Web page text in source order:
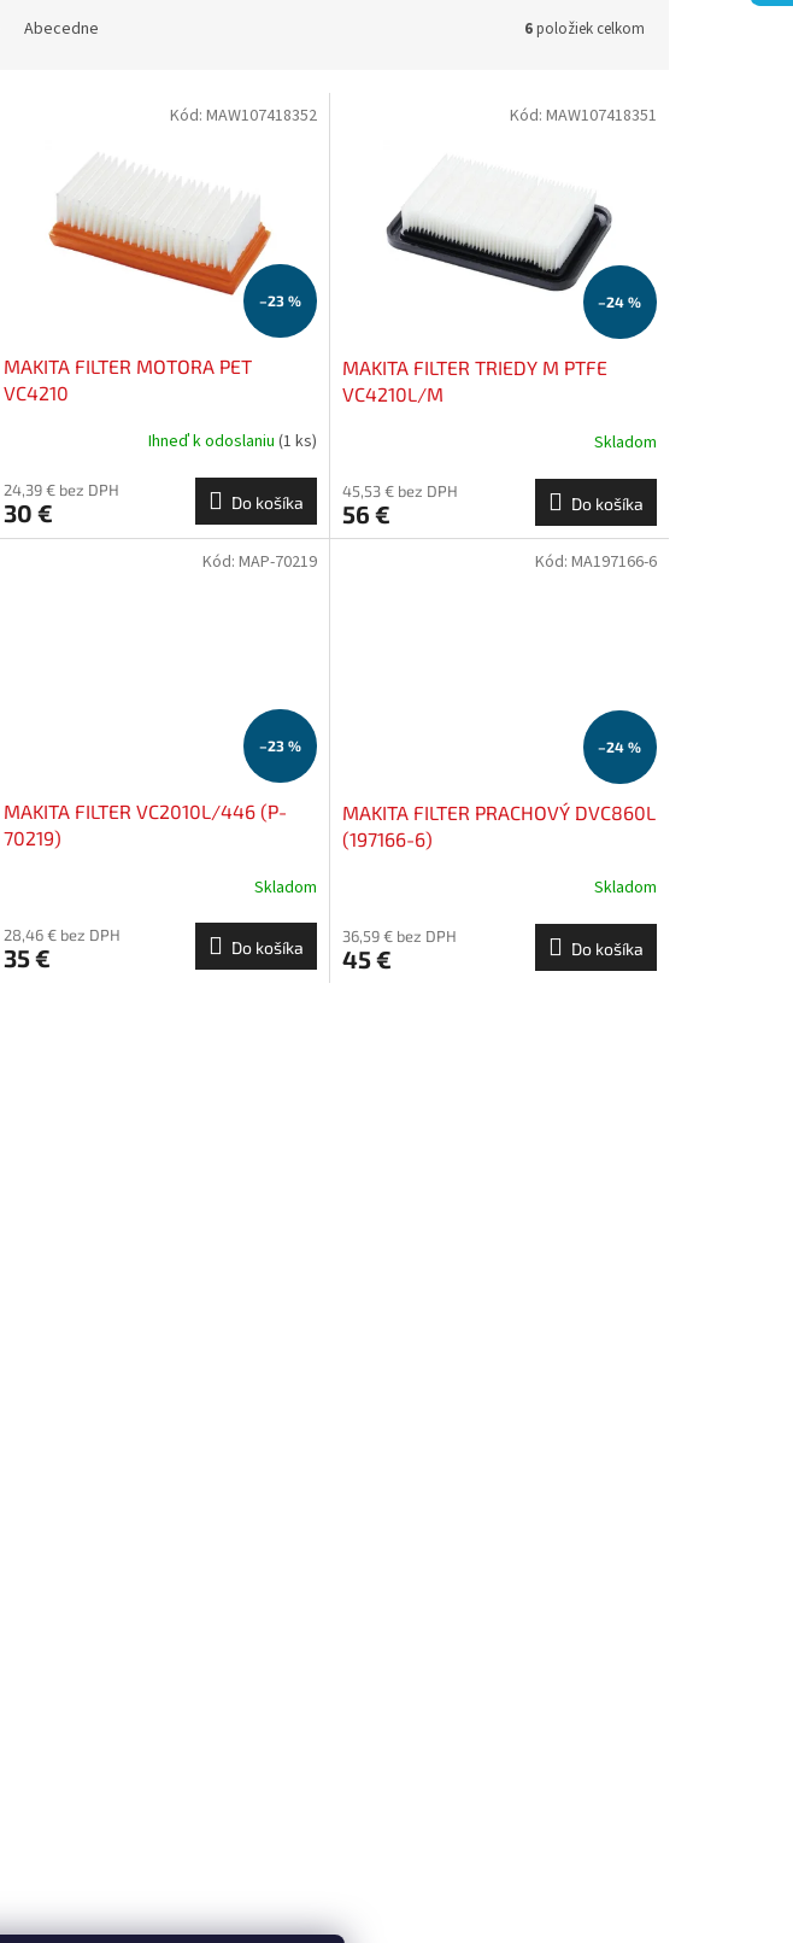
Abecedne 6položiek celkom
–23 %
MAKITA FILTER MOTORA PET
VC4210
Ihneď k odoslaniu (1 ks)
24,39 € bez DPH
30 € Do košíka
Kód: MAW107418352
–24 %
MAKITA FILTER TRIEDY M PTFE
VC4210L/M
Skladom
45,53 € bez DPH
56 € Do košíka
Kód: MAW107418351
–23 %
MAKITA FILTER VC2010L/446 (P-
70219)
Skladom
28,46 € bez DPH
35 € Do košíka
Kód: MAP-70219
–24 %
MAKITA FILTER PRACHOVÝ DVC860L
(197166-6)
Skladom
36,59 € bez DPH
45 € Do košíka
Kód: MA197166-6